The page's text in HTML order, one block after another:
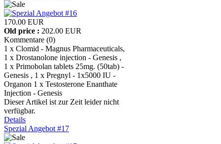
170.00 EUR
Old price : 202.00 EUR
Kommentare (0)
1 x Clomid - Magnus Pharmaceuticals,
1 x Drostanolone injection - Genesis ,
1 x Primobolan tablets 25mg. (50tab) -
Genesis , 1 x Pregnyl - 1x5000 IU -
Organon 1 x Testosterone Enanthate
Injection - Genesis
Dieser Artikel ist zur Zeit leider nicht
verfügbar.
Details
Spezial Angebot #17